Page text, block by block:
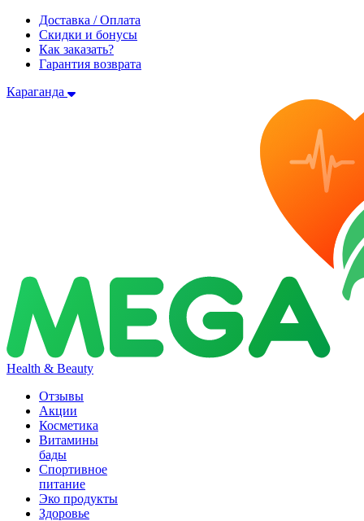
Доставка / Оплата
Скидки и бонусы
Как заказать?
Гарантия возврата
Караганда
Health & Beauty
Отзывы
Акции
Косметика
Витамины
бады
Спортивное
питание
Эко продукты
Здоровье